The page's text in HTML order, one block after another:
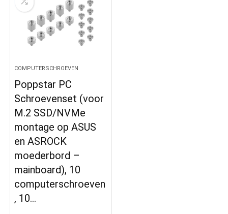
COMPUTERSCHROEVEN
Poppstar PC
Schroevenset (voor
M.2 SSD/NVMe
montage op ASUS
en ASROCK
moederbord –
mainboard), 10
computerschroeven
, 10…